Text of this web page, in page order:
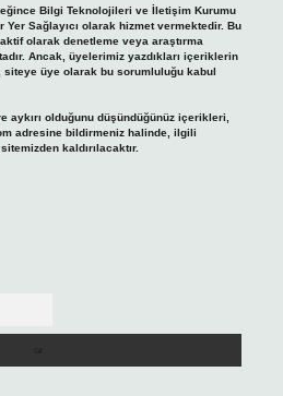
Bilgi Teknolojileri ve İletişim Kurumu
Yer Sağlayıcı olarak hizmet vermektedir. Bu
olarak denetleme veya araştırma
Ancak, üyelerimiz yazdıkları içeriklerin
siteye üye olarak bu sorumluluğu kabul
aykırı olduğunu düşündüğünüz içerikleri,
adresine bildirmeniz halinde, ilgili
kaldırılacaktır.